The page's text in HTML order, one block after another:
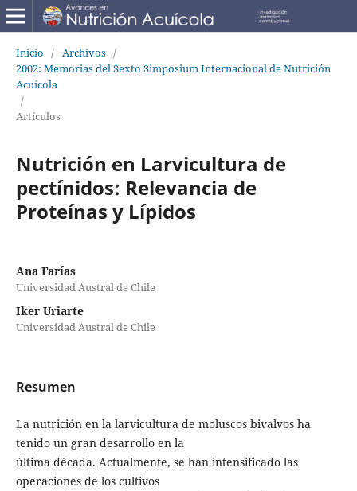
Inicio / Archivos /
2002: Memorias del Sexto Simposium Internacional de Nutrición
Acuícola
/
Artículos
Nutrición en Larvicultura de
pectínidos: Relevancia de
Proteínas y Lípidos
Ana Farías
Universidad Austral de Chile
Iker Uriarte
Universidad Austral de Chile
Resumen
La nutrición en la larvicultura de moluscos bivalvos ha
tenido un gran desarrollo en la
última década. Actualmente, se han intensificado las
operaciones de los cultivos